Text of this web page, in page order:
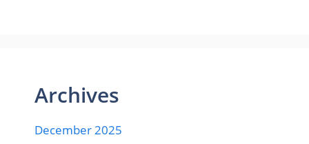
Archives
December 2025